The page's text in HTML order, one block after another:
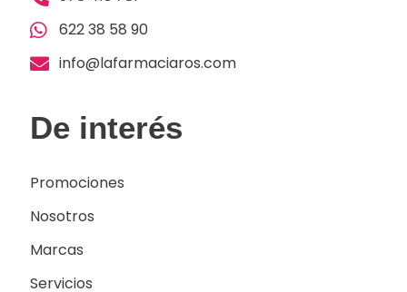
622 38 58 90
info@lafarmaciaros.com
De interés
Promociones
Nosotros
Marcas
Servicios